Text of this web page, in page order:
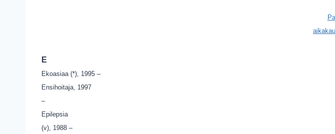
E
Ekoasiaa (*), 1995 –
Ensihoitaja, 1997
–
Epilepsia
(v), 1988 –